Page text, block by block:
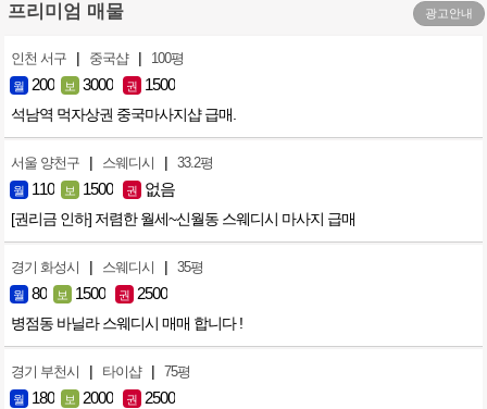
프리미엄 매물 광고안내
인천 서구 | 중국샵 | 100평
월 200 보 3000 권 1500
석남역 먹자상권 중국마사지샵 급매.
서울 양천구 | 스웨디시 | 33.2평
월 110 보 1500 권 없음
[권리금 인하] 저렴한 월세~신월동 스웨디시 마사지 급매
경기 화성시 | 스웨디시 | 35평
월 80 보 1500 권 2500
병점동 바닐라 스웨디시 매매 합니다 !
경기 부천시 | 타이샵 | 75평
월 180 보 2000 권 2500